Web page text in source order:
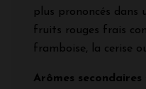
plus prononcés dans
fruits rouges frais
framboise, la cerise
Arômes secondaires